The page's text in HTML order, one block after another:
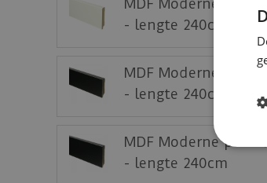
MDF Moderne plint
- lengte 240cm
MDF Moderne plint
- lengte 240cm
MDF Moderne plint
- lengte 240cm